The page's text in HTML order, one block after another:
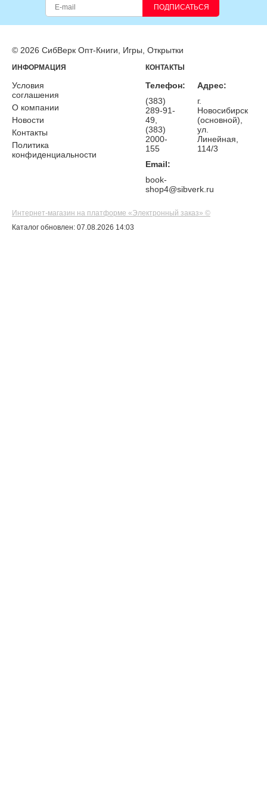
ПОДПИСАТЬСЯ
© 2026 СибВерк Опт-Книги, Игры, Открытки
ИНФОРМАЦИЯ
Условия
соглашения
О компании
Новости
Контакты
Политика
конфиденциальности
КОНТАКТЫ
Телефон:
(383)
289-91-
49,
(383)
2000-
155
Email:
book-
shop4@sibverk.ru
Адрес:
г.
Новосибирск
(основной),
ул.
Линейная,
114/3
Интернет-магазин на платформе «Электронный заказ» ©
Каталог обновлен: 07.08.2026 14:03